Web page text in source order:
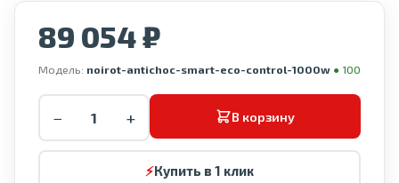
89 054 ₽
Модель: noirot-antichoc-smart-eco-control-1000w ● 100
− + В корзину
⚡Купить в 1 клик